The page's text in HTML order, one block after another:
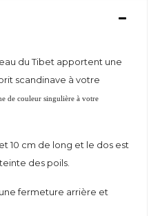
du Tibet apportent une
scandinave à votre
de couleur singulière à votre
10 cm de long et le dos est
des poils.
fermeture arrière et